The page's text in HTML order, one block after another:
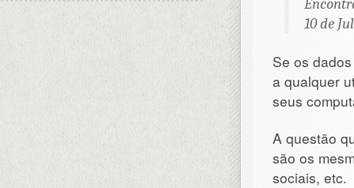
10 de
Se os
a qualquer
seus
A questão
são os
sociais, etc.